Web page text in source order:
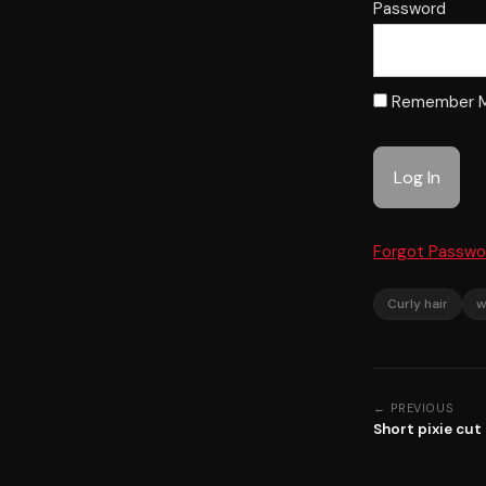
Password
Remember
Forgot
Curly hair
← PREVIOUS
Short pixie cut